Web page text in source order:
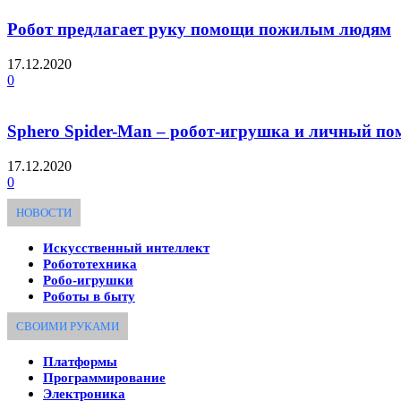
Робот предлагает руку помощи пожилым людям
17.12.2020
0
Sphero Spider-Man – робот-игрушка и личный
17.12.2020
0
НОВОСТИ
Искусственный интеллект
Робототехника
Робо-игрушки
Роботы в быту
СВОИМИ РУКАМИ
Платформы
Программирование
Электроника